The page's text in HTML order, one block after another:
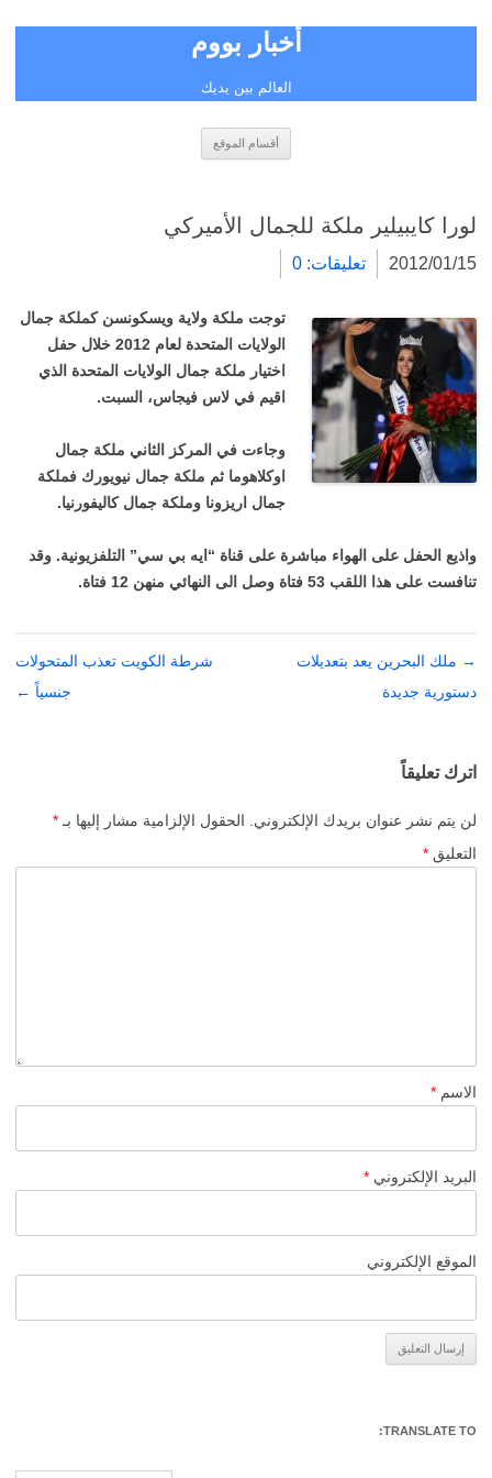
أخبار بووم
العالم بين يديك
أقسام الموقع
لورا كايبيلير ملكة للجمال الأميركي
2012/01/15 تعليقات: 0
توجت ملكة ولاية ويسكونسن كملكة جمال
الولايات المتحدة لعام 2012 خلال حفل
اختيار ملكة جمال الولايات المتحدة الذي
اقيم في لاس فيجاس، السبت.
وجاءت في المركز الثاني ملكة جمال
اوكلاهوما ثم ملكة جمال نيويورك فملكة
جمال اريزونا وملكة جمال كاليفورنيا.
واذيع الحفل على الهواء مباشرة على قناة “ايه بي سي” التلفزيونية. وقد
تنافست على هذا اللقب 53 فتاة وصل الى النهائي منهن 12 فتاة.
تصفّح
المقالات
→ ملك البحرين يعد بتعديلات
دستورية جديدة
شرطة الكويت تعذب المتحولات
جنسياً ←
اترك تعليقاً
لن يتم نشر عنوان بريدك الإلكتروني. الحقول الإلزامية مشار إليها بـ *
التعليق *
الاسم *
البريد الإلكتروني *
الموقع الإلكتروني
TRANSLATE TO: